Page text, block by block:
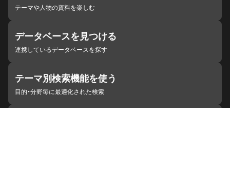
テーマや人物の資料を楽しむ
データベースを見つける
連携しているデータベースを探す
テーマ別検索機能を使う
目的・分野毎に最適化された検索